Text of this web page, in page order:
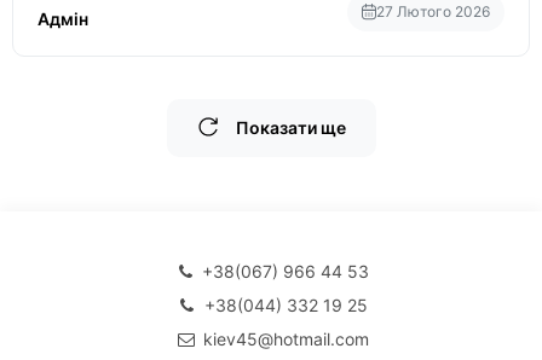
Адмін 27 Лютого 2026
Показати ще
+38(067) 966 44 53
+38(044) 332 19 25
kiev45@hotmail.com